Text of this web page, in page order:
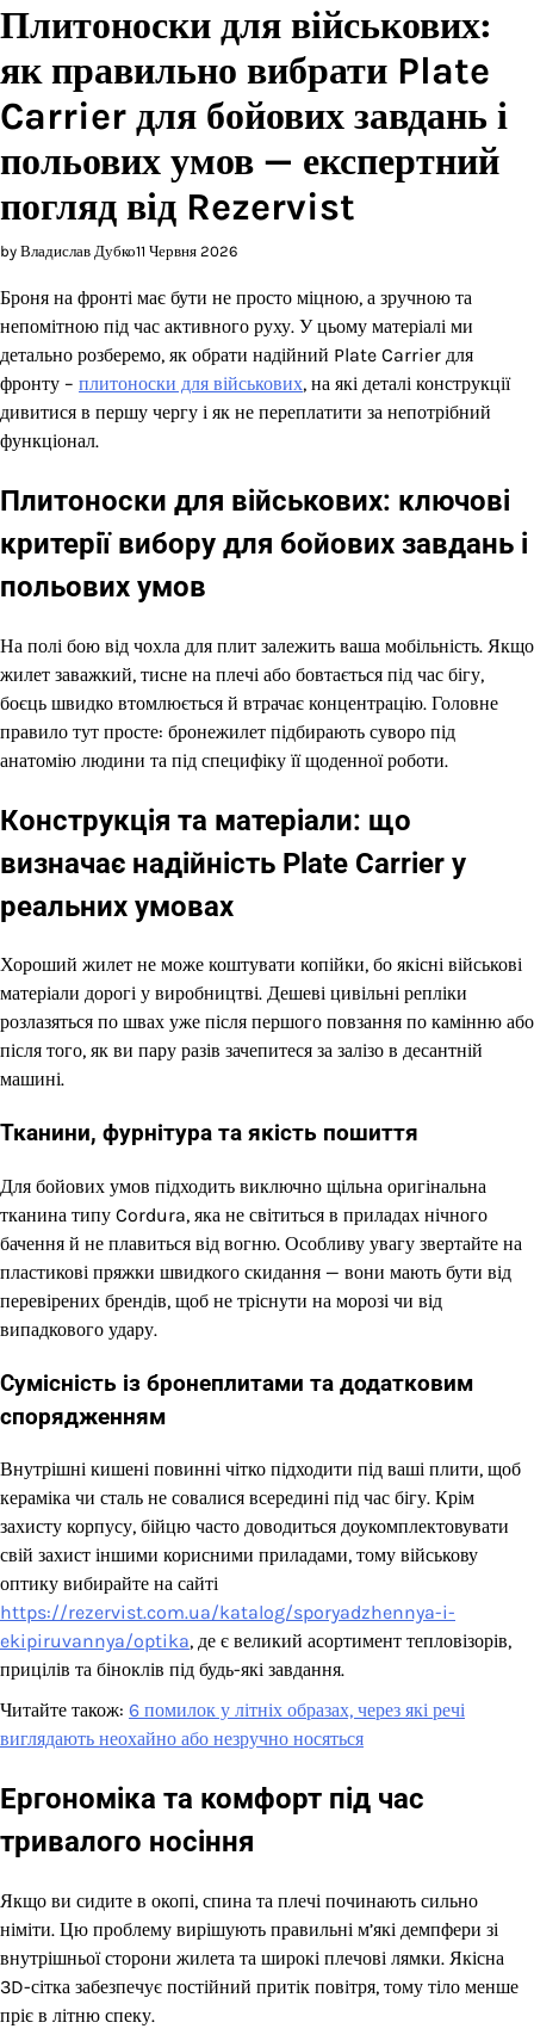
Плитоноски для військових:
як правильно вибрати Plate
Carrier для бойових завдань і
польових умов — експертний
погляд від Rezervist
by Владислав Дубко11 Червня 2026
Броня на фронті має бути не просто міцною, а зручною та
непомітною під час активного руху. У цьому матеріалі ми
детально розберемо, як обрати надійний Plate Carrier для
фронту – плитоноски для військових, на які деталі конструкції
дивитися в першу чергу і як не переплатити за непотрібний
функціонал.
Плитоноски для військових: ключові
критерії вибору для бойових завдань і
польових умов
На полі бою від чохла для плит залежить ваша мобільність. Якщо
жилет заважкий, тисне на плечі або бовтається під час бігу,
боєць швидко втомлюється й втрачає концентрацію. Головне
правило тут просте: бронежилет підбирають суворо під
анатомію людини та під специфіку її щоденної роботи.
Конструкція та матеріали: що
визначає надійність Plate Carrier у
реальних умовах
Хороший жилет не може коштувати копійки, бо якісні військові
матеріали дорогі у виробництві. Дешеві цивільні репліки
розлазяться по швах уже після першого повзання по камінню або
після того, як ви пару разів зачепитеся за залізо в десантній
машині.
Тканини, фурнітура та якість пошиття
Для бойових умов підходить виключно щільна оригінальна
тканина типу Cordura, яка не світиться в приладах нічного
бачення й не плавиться від вогню. Особливу увагу звертайте на
пластикові пряжки швидкого скидання — вони мають бути від
перевірених брендів, щоб не тріснути на морозі чи від
випадкового удару.
Сумісність із бронеплитами та додатковим
спорядженням
Внутрішні кишені повинні чітко підходити під ваші плити, щоб
кераміка чи сталь не совалися всередині під час бігу. Крім
захисту корпусу, бійцю часто доводиться доукомплектовувати
свій захист іншими корисними приладами, тому військову
оптику вибирайте на сайті
https://rezervist.com.ua/katalog/sporyadzhennya-i-
ekipiruvannya/optika, де є великий асортимент тепловізорів,
прицілів та біноклів під будь-які завдання.
Читайте також: 6 помилок у літніх образах, через які речі
виглядають неохайно або незручно носяться
Ергономіка та комфорт під час
тривалого носіння
Якщо ви сидите в окопі, спина та плечі починають сильно
німіти. Цю проблему вирішують правильні м’які демпфери зі
внутрішньої сторони жилета та широкі плечові лямки. Якісна
3D-сітка забезпечує постійний притік повітря, тому тіло менше
пріє в літню спеку.